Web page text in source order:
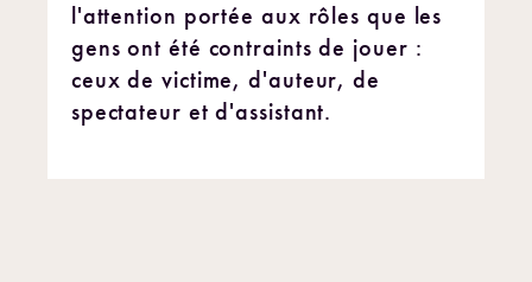
l'attention portée aux rôles que les
gens ont été contraints de jouer :
ceux de victime, d'auteur, de
spectateur et d'assistant.